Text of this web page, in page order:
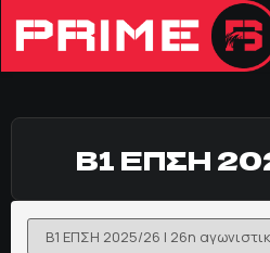
Γ ΕΘΝΙΚΗ
Β1 ΕΠΣΗ